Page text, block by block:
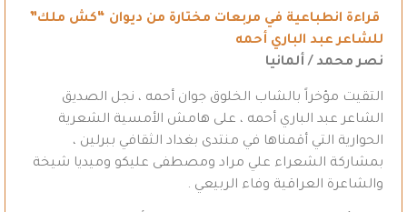
قراءة انطباعية في مربعات مختارة من ديوان “كش ملك”
للشاعر عبد الباري أحمه
نصر محمد / ألمانيا
التقيت مؤخراً بالشاب الخلوق جوان أحمه ، نجل الصديق
الشاعر عبد الباري أحمه ، على هامش الأمسية الشعرية
الحوارية التي أقمناها في منتدى بغداد الثقافي ببرلين ،
بمشاركة الشعراء علي مراد ومصطفى عليكو وميديا شيخة
والشاعرة العراقية وفاء الربيعي .